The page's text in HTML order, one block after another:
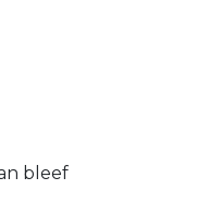
bleef